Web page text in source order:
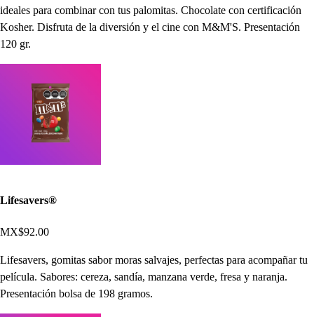
ideales para combinar con tus palomitas. Chocolate con certificación
Kosher. Disfruta de la diversión y el cine con M&M'S. Presentación
120 gr.
Lifesavers®
MX$92.00
Lifesavers, gomitas sabor moras salvajes, perfectas para acompañar tu
película. Sabores: cereza, sandía, manzana verde, fresa y naranja.
Presentación bolsa de 198 gramos.